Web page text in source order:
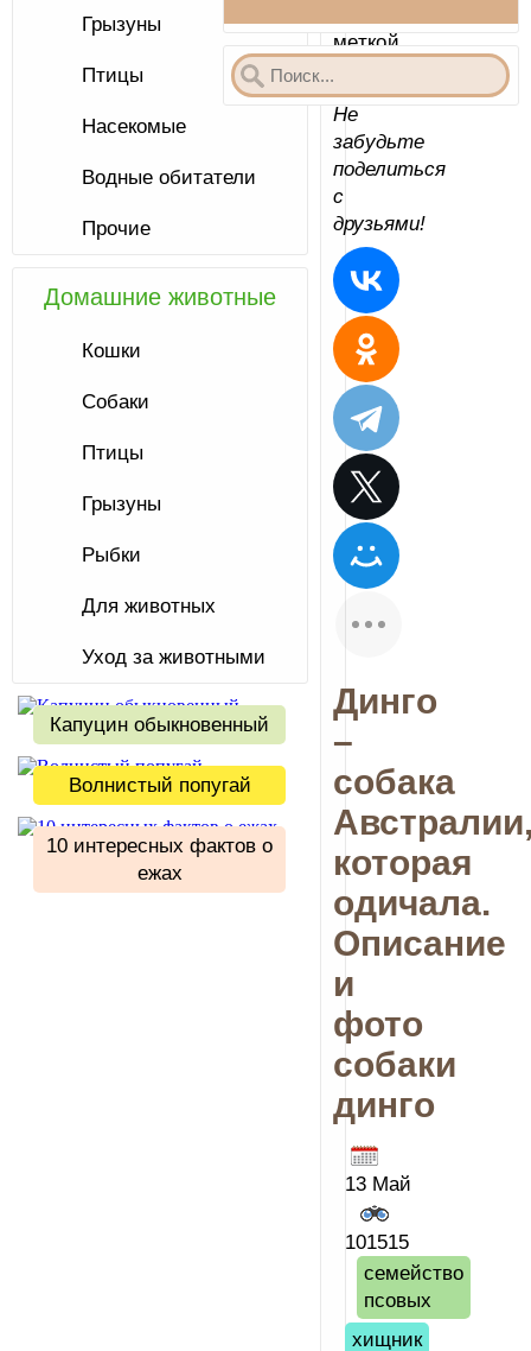
меткой
Не
забудьте
поделиться
с
друзьями!
Динго
–
собака
которая
одичала.
Описание
и
фото
собаки
динго
13 Май
101515
семейство
псовых
хищник
Грызуны
Птицы
Насекомые
Водные обитатели
Прочие
Домашние животные
Кошки
Собаки
Птицы
Грызуны
Рыбки
Для животных
Уход за животными
Капуцин обыкновенный
Волнистый попугай
10 интересных фактов о
ежах